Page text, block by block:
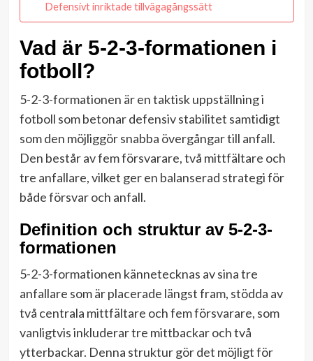
Defensivt inriktade tillvägagångssätt
Vad är 5-2-3-formationen i
fotboll?
5-2-3-formationen är en taktisk uppställning i
fotboll som betonar defensiv stabilitet samtidigt
som den möjliggör snabba övergångar till anfall.
Den består av fem försvarare, två mittfältare och
tre anfallare, vilket ger en balanserad strategi för
både försvar och anfall.
Definition och struktur av 5-2-3-
formationen
5-2-3-formationen kännetecknas av sina tre
anfallare som är placerade längst fram, stödda av
två centrala mittfältare och fem försvarare, som
vanligtvis inkluderar tre mittbackar och två
ytterbackar. Denna struktur gör det möjligt för